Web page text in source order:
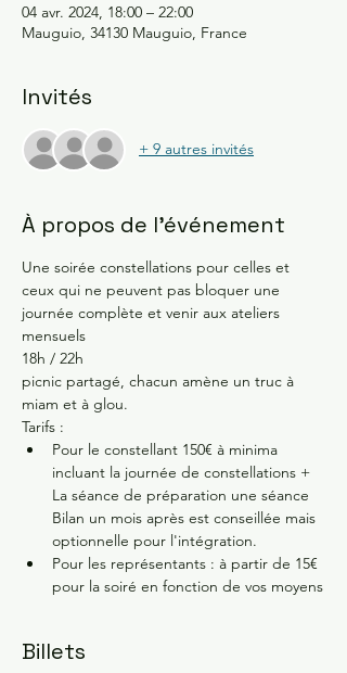
04 avr. 2024, 18:00 – 22:00
Mauguio, 34130 Mauguio, France
Invités
+ 9 autres invités
À propos de l'événement
Une soirée constellations pour celles et
ceux qui ne peuvent pas bloquer une
journée complète et venir aux ateliers
mensuels
18h / 22h
picnic partagé, chacun amène un truc à
miam et à glou.
Tarifs :
Pour le constellant 150€ à minima
incluant la journée de constellations +
La séance de préparation une séance
Bilan un mois après est conseillée mais
optionnelle pour l'intégration.
Pour les représentants : à partir de 15€
pour la soiré en fonction de vos moyens
Billets